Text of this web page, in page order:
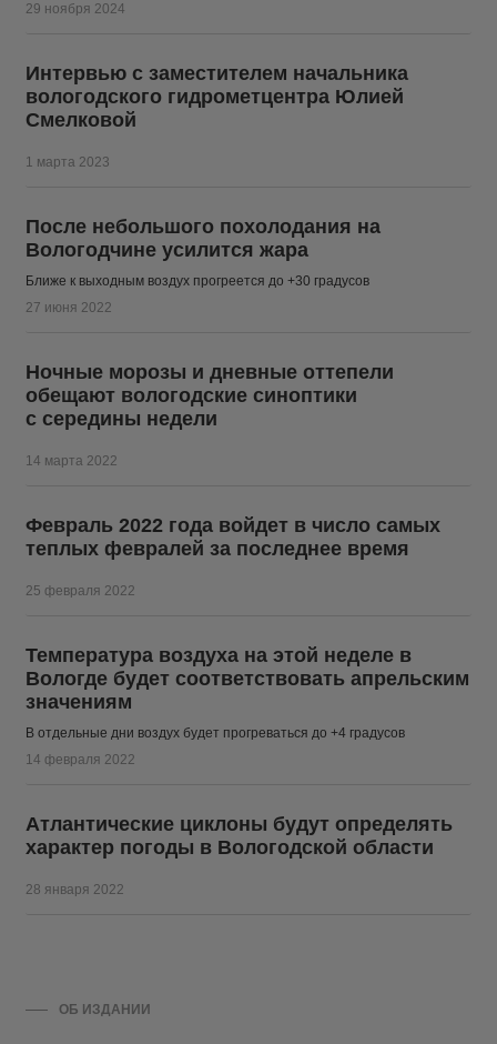
29 ноября 2024
Интервью с заместителем начальника
вологодского гидрометцентра Юлией
Смелковой
1 марта 2023
После небольшого похолодания на
Вологодчине усилится жара
Ближе к выходным воздух прогреется до +30 градусов
27 июня 2022
Ночные морозы и дневные оттепели
обещают вологодские синоптики
с середины недели
14 марта 2022
Февраль 2022 года войдет в число самых
теплых февралей за последнее время
25 февраля 2022
Температура воздуха на этой неделе в
Вологде будет соответствовать апрельским
значениям
В отдельные дни воздух будет прогреваться до +4 градусов
14 февраля 2022
Атлантические циклоны будут определять
характер погоды в Вологодской области
28 января 2022
ОБ ИЗДАНИИ